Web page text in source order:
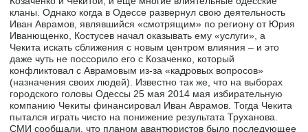
кланы. Однако когда в Одессе развернул свою деятельность
Иван Аврамов, являвшийся «смотрящим» по региону от Юрия
Иванющенко, Костусев начал оказывать ему «услуги», а
Чекита искать сближения с новым центром влияния – и это
даже чуть не поссорило его с Козаченко, который
конфликтовал с Аврамовым из-за «кадровых вопросов»
(назначения своих людей). Известно так же, что на выборах
городского головы Одессы 25 мая 2014 мая избирательную
компанию Чекиты финансировал Иван Аврамов. Тогда Чекита
пытался играть чисто на понижение результата Труханова.
СМИ сообщали, что планом авантюристов было последующее